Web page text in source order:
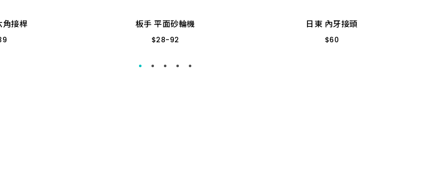
角接桿 板手 平面砂輪機
$28-92
５”公 單支
活動式 鑄鐵 日東 內牙接頭
$60